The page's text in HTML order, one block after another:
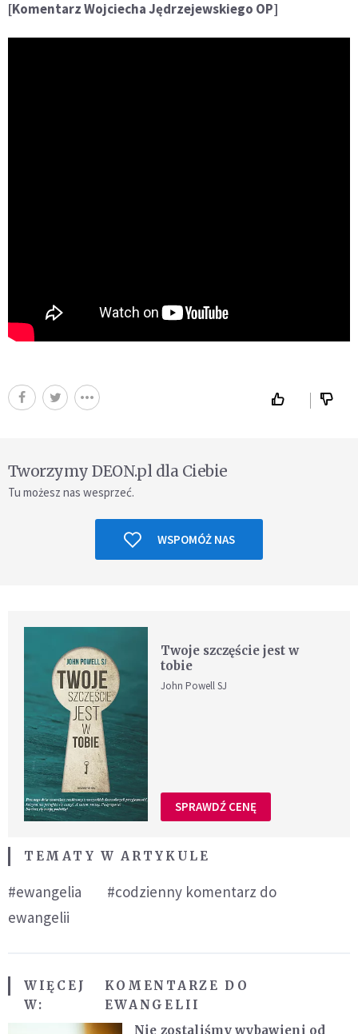
[Komentarz Wojciecha Jędrzejewskiego OP]
Tworzymy DEON.pl dla Ciebie
Tu możesz nas wesprzeć.
WSPOMÓŻ NAS
Twoje szczęście jest w
tobie
John Powell SJ
SPRAWDŹ CENĘ
TEMATY W ARTYKULE
#ewangelia
#codzienny komentarz do
ewangelii
WIĘCEJ
W:
KOMENTARZE DO
EWANGELII
Nie zostaliśmy wybawieni od